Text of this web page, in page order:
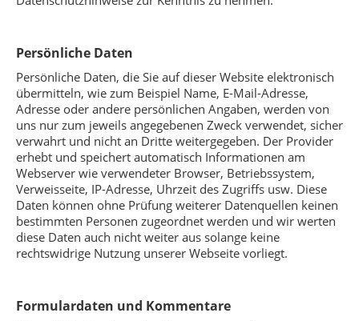
Persönliche Daten
Persönliche Daten, die Sie auf dieser Website elektronisch
übermitteln, wie zum Beispiel Name, E-Mail-Adresse,
Adresse oder andere persönlichen Angaben, werden von
uns nur zum jeweils angegebenen Zweck verwendet, sicher
verwahrt und nicht an Dritte weitergegeben. Der Provider
erhebt und speichert automatisch Informationen am
Webserver wie verwendeter Browser, Betriebssystem,
Verweisseite, IP-Adresse, Uhrzeit des Zugriffs usw. Diese
Daten können ohne Prüfung weiterer Datenquellen keinen
bestimmten Personen zugeordnet werden und wir werten
diese Daten auch nicht weiter aus solange keine
rechtswidrige Nutzung unserer Webseite vorliegt.
Formulardaten und Kommentare